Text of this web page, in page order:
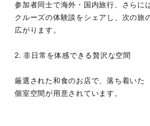
参加者同士で海外・国内旅行、さらに
クルーズの体験談をシェアし、次の旅
広がります。
2. 非日常を体感できる贅沢な空間
厳選された和食のお店で、落ち着いた
個室空間が用意されています。